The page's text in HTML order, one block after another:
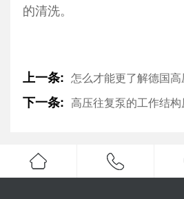
的清洗。
上一条: 怎么才能更了解德国高
下一条: 高压往复泵的工作结构